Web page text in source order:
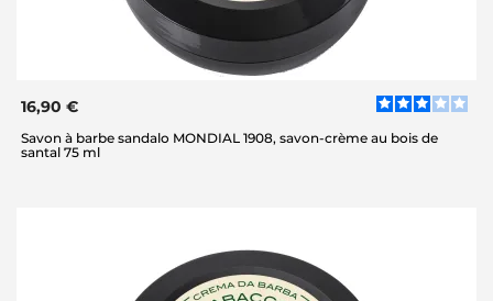
16,90 €
Savon à barbe sandalo MONDIAL 1908, savon-crème au bois de
santal 75 ml